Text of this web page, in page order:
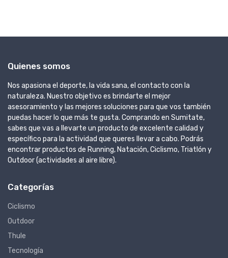
Quienes somos
Nos apasiona el deporte, la vida sana, el contacto con la
naturaleza. Nuestro objetivo es brindarte el mejor
asesoramiento y las mejores soluciones para que vos también
puedas hacer lo que más te gusta. Comprando en Sumitate,
sabes que vas a llevarte un producto de excelente calidad y
específico para la actividad que queres llevar a cabo. Podrás
encontrar productos de Running, Natación, Ciclismo, Triatlón y
Outdoor (actividades al aire libre).
Categorías
Ciclismo
Outdoor
Thule
Tecnología